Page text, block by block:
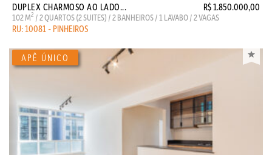
DUPLEX CHARMOSO AO LADO... R$ 1.850.000,00
102 M2 / 2 QUARTOS (2 SUITES) / 2 BANHEIROS / 1 LAVABO / 2 VAGAS
RU: 10081 - PINHEIROS